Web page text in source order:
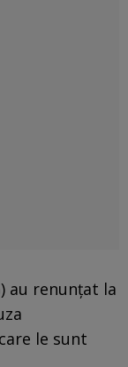
au renunțat la
le sunt